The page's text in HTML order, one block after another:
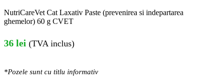
NutriCareVet Cat Laxativ Paste (prevenirea si indepartarea
ghemelor) 60 g CVET
36 lei (TVA inclus)
*Pozele sunt cu titlu informativ